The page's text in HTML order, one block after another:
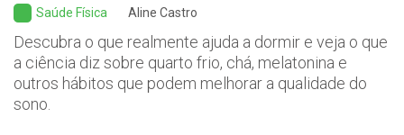
Saúde Física Aline Castro
Descubra o que realmente ajuda a dormir e veja o que
a ciência diz sobre quarto frio, chá, melatonina e
outros hábitos que podem melhorar a qualidade do
sono.